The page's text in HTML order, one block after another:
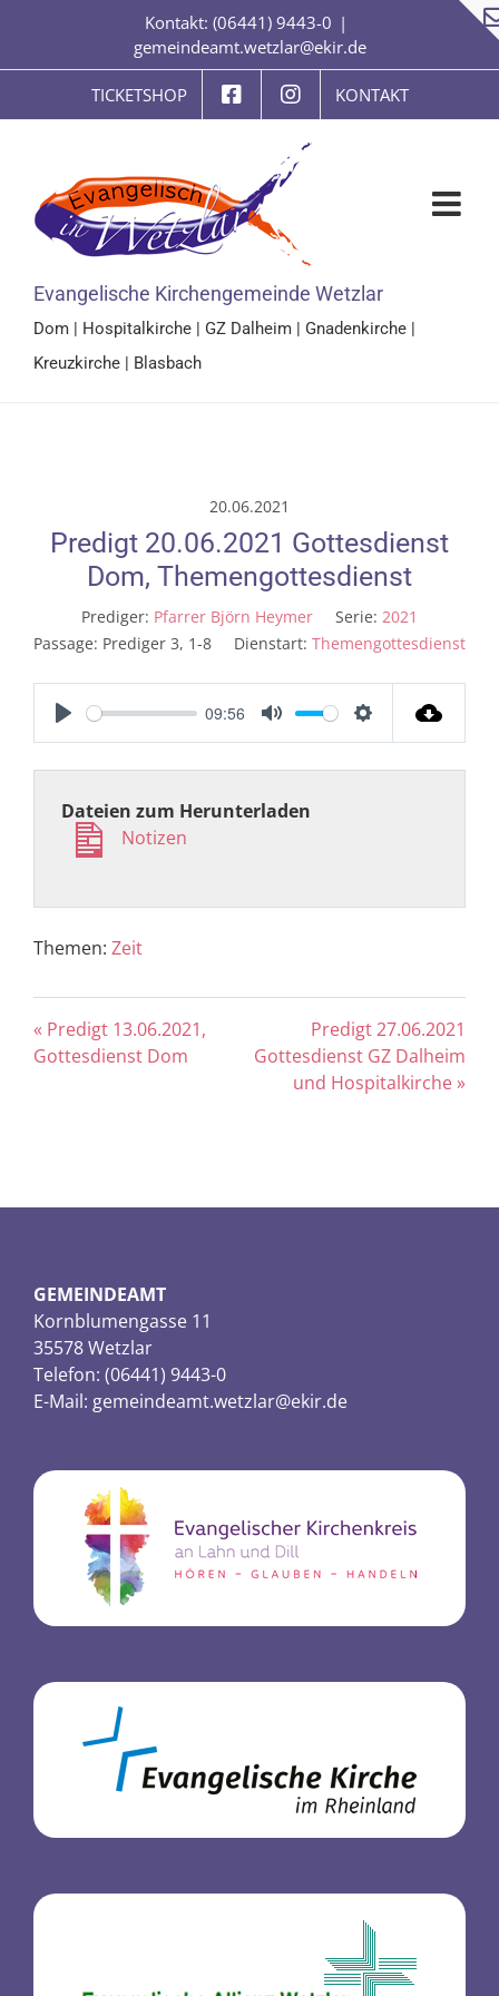
springen
Kontakt: (06441) 9443-0 |
gemeindeamt.wetzlar@ekir.de
TICKETSHOP KONTAKT
Evangelische Kirchengemeinde Wetzlar
Dom | Hospitalkirche | GZ Dalheim | Gnadenkirche |
Kreuzkirche | Blasbach
20.06.2021
Predigt 20.06.2021 Gottesdienst
Dom, Themengottesdienst
Prediger: Pfarrer Björn Heymer Serie: 2021
Passage: Prediger 3, 1-8 Dienstart: Themengottesdienst
Play
09:56
Mute Settings
Dateien zum Herunterladen
Notizen
Themen: Zeit
« Predigt 13.06.2021,
Gottesdienst Dom
Predigt 27.06.2021
Gottesdienst GZ Dalheim
und Hospitalkirche »
GEMEINDEAMT
Kornblumengasse 11
35578 Wetzlar
Telefon: (06441) 9443-0
E-Mail: gemeindeamt.wetzlar@ekir.de